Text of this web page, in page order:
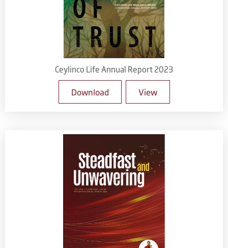
Ceylinco Life Annual Report 2023
Download View